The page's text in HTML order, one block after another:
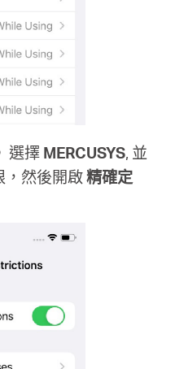
選擇MERCUSYS, 並
，然後開啟精確定